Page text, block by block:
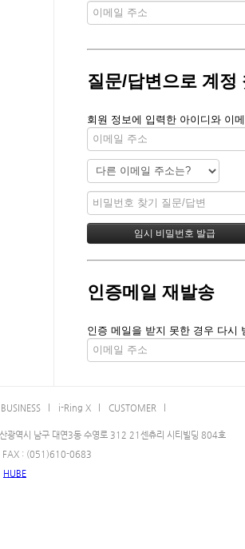
질문/답변으로 계정
회원 정보에 입력한 아이디와 이
인증메일 재발송
인증 메일을 받지 못한 경우 다시
BUSINESS l i-Ring X l CUSTOMER l
광역시 남구 대연3동 수영로 312 21센츄리 시티빌딩 804호
FAX : (051)610-0683
HUBE